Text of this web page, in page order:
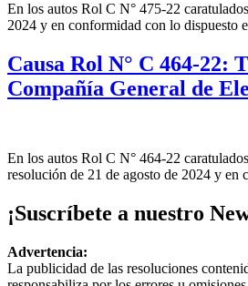
En los autos Rol C N° 475-22
2024 y en conformidad con lo
Causa Rol N° C 464-22:
Compañía General de
En los autos Rol C N° 464-22
resolución de 21 de agosto de 2024 y
¡Suscríbete a nuestro
Advertencia:
La publicidad de las resoluciones